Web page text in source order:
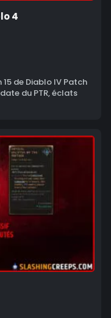
4
de Diablo IV Patch
du PTR, éclats